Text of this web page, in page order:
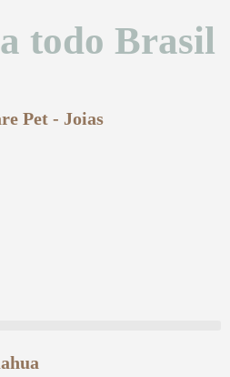
todo Brasil